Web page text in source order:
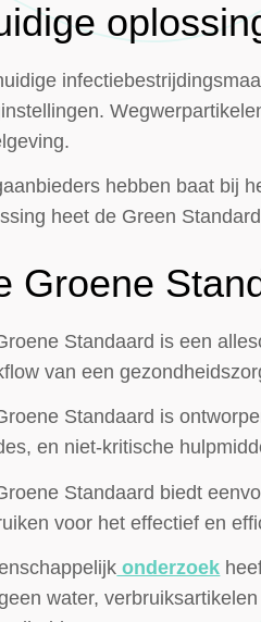
hebben baat bij
heet de Green
Groene
Standaard is een
van een
Standaard is
en niet-kritische
Standaard biedt
voor het effectief en
onderzoek
water,